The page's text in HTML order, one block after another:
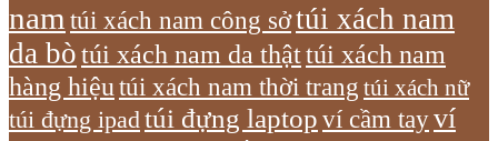
nam túi xách nam công sởtúi xách nam
da bòtúi xách nam da thậttúi xách nam
hàng hiệu túi xách nam thời trang túi xách nữ
túi đựng ipadtúi đựng laptop ví cầm tayví